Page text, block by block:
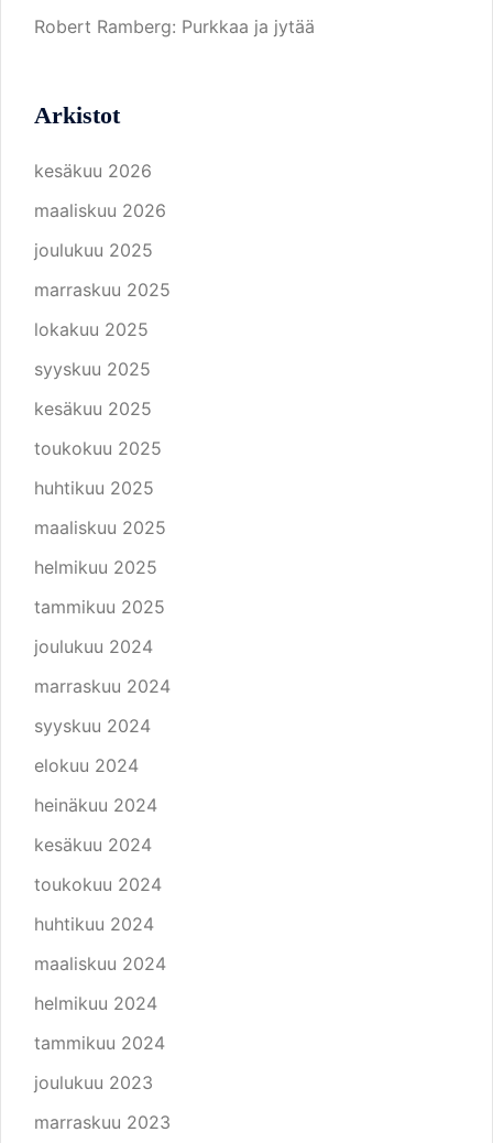
Robert Ramberg: Purkkaa ja jytää
Arkistot
kesäkuu 2026
maaliskuu 2026
joulukuu 2025
marraskuu 2025
lokakuu 2025
syyskuu 2025
kesäkuu 2025
toukokuu 2025
huhtikuu 2025
maaliskuu 2025
helmikuu 2025
tammikuu 2025
joulukuu 2024
marraskuu 2024
syyskuu 2024
elokuu 2024
heinäkuu 2024
kesäkuu 2024
toukokuu 2024
huhtikuu 2024
maaliskuu 2024
helmikuu 2024
tammikuu 2024
joulukuu 2023
marraskuu 2023